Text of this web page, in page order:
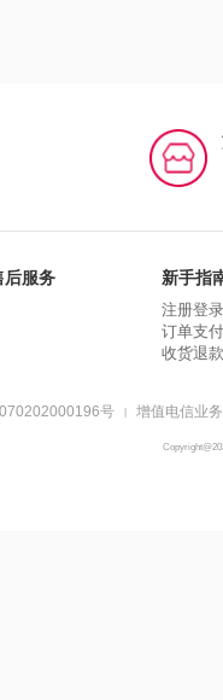
后服务 新手指
注册登录
订单支付
收货退款
号 增值电信业